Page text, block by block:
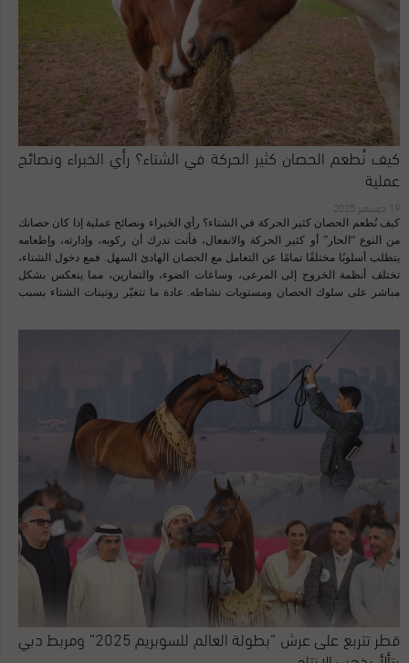
كيف نُطعم الحصان كثير الحركة في الشتاء؟ رأي الخبراء ونصائح
عملية
19 ديسمبر,2025
كيف نُطعم الحصان كثير الحركة في الشتاء؟ رأي الخبراء ونصائح عملية إذا كان حصانك
من النوع “الحار” أو كثير الحركة والانفعال، فأنت تدرك أن ركوبه، وإدارته، وإطعامه
يتطلب أسلوبًا مختلفًا تمامًا عن التعامل مع الحصان الهادئ السهل. فمع دخول الشتاء،
تختلف أنظمة الخروج إلى المرعى، وساعات الضوء، والتمارين، مما ينعكس بشكل
مباشر على سلوك الحصان ومستويات نشاطه. عادة ما تتغيّر روتينات الشتاء بسبب
في ممارسة الرياضة بقدر ما تسمح به الأحوال الجوية، بينما يجد البعض الآخر أن نشاطه
يتحول من الخروج الطويل إلى العمل داخل الميدان تحت الإضاءة. وإذا كان الحصان قد
أمضى الصيف في موسم منافسات مكثف، فإن التحول إلى روتين الشتاء يعني
بالضرورة تقليل الحركة وصرف الطاقة. وهنا يبرز السؤال المهم: أين تذهب هذه الطاقة
المتراكمة؟ وكيف نُدير حصانًا أصبح أكثر حساسية أو قابلية للانفعال؟ بعض الملاك
تريسي هاموند MSc (Dist) — أخصائية تغذية الخيول في Dengie: “غالبًا ما نتلقى اتصالات
من أصحاب الخيول بعد أول قصّة شعر في الموسم، يخبروننا بأن حصانهم أصبح فجأة
أكثر نشاطًا أو قفزًا. لا يوجد دليل علمي قاطع، لكننا نعتقد أنهم ببساطة يشعرون بالبرد
أكثر مما اعتادوا!” ...
قطر تتربع على عرش “بطولة العالم للسوبريم 2025” ومربط دبي